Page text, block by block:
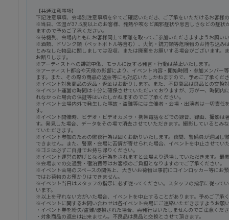
【共通注意事項】
下記注意事項、会場別注意事項を全てご確認いただき、ご了承をいただけるお客様
※当日、体温が37.5度以上のお客様、発熱や咳など風邪症状や息苦しさなどの症状
ますので予めご了承ください。
※待機列、会場内ともにお客様同士で距離を取ってご参加いただきますようお願い
※酒類、ドリンク類（ペットボトル等含む）、火気・銃刀類等危険物のお持ち込み
とみなした物品に関しましては没収、または廃棄をお願いする場合がございます。
お断りします。
※アーティストへの誹謗中傷、モラルに反する発言・行動は禁止いたします。
※アーティスト都合や天候の影響により、イベント内容・開始時間・参加メンバー
ます。また、その際の商品の返金等にも対応いたしかねますので、予めご了承くだ
※イベント対象商品の返品・返金はお断りします。また、不良商品は良品との交換
※イベント運営の時間は十分に確保させていただいておりますが、万が一、時間内
れなかった場合の保証等はいたしかねますのでご了承ください。
※イベント会場内外で発生した事故・盗難等には主催者・会場・出演者は一切責任
す。
※イベント開催時、ビデオ・ビデオカメラ・携帯電話などでの録音、録画、撮影は
す。発見した場合、データをその場で消去させていただきます。撮影しているとみ
ていただきます。
※イベント参加のための徹夜行為は固くお断りいたします。夜間、警備員が巡回し
できません。また、警察・会場に苦情が寄せられた場合、イベントを中止させてい
※ゴミは必ずご自身でお持ち帰りください。
※イベント運営の妨げとなる行為をされますと会場より退場していただきます。最
※会場までの交通費・宿泊費等はお客様のご負担となりますのでご了承ください。
※イベント会場のスペースの関係上、大きいお荷物は事前にコインロッカー等にお
ではお荷物のお預かりはできません。
※イベント当日はスタッフの指示に必ず従ってください。スタッフの指示に従って
います。
※以上を守れない方がいた場合、イベントを中止することがあります。予めご了承
※イベントに関するお問い合わせは各イベント会場にご連絡いただきますようお願
・イベント券を紛失/盗難/破損された場合、再発行はいたしませんのでご注意くだ
・対象商品の返金は出来ません。不良品は良品と交換とさせて頂きます。